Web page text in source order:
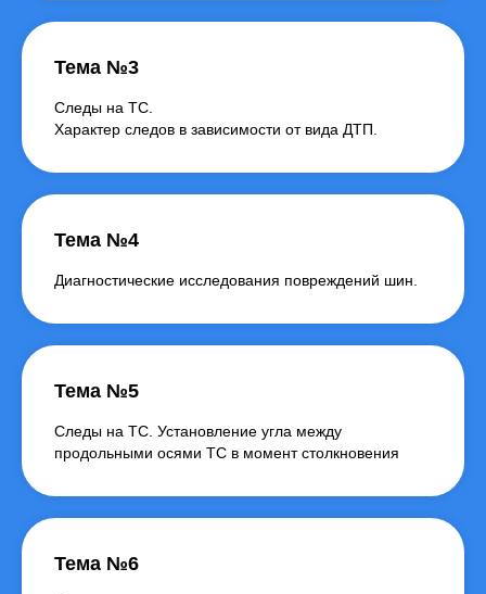
Тема №3
Следы на ТС.
Характер следов в зависимости от вида ДТП.
Тема №4
Диагностические исследования повреждений шин.
Тема №5
Следы на ТС. Установление угла между
продольными осями ТС в момент столкновения
Тема №6